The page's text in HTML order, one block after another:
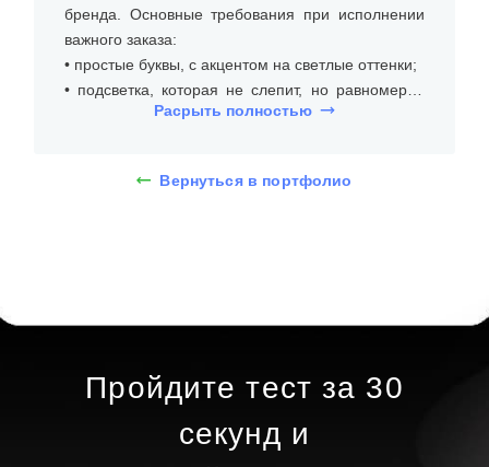
бренда. Основные требования при исполнении
важного заказа:
• простые буквы, с акцентом на светлые оттенки;
• подсветка, которая не слепит, но равномерно
освещает буквы;
светлой гамме. Согласование велось с
Расрыть полностью
Вернуться в портфолио
Пройдите тест за 30
секунд и